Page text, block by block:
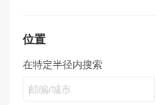
V-Class
Vito
位置
在特定半径内搜索